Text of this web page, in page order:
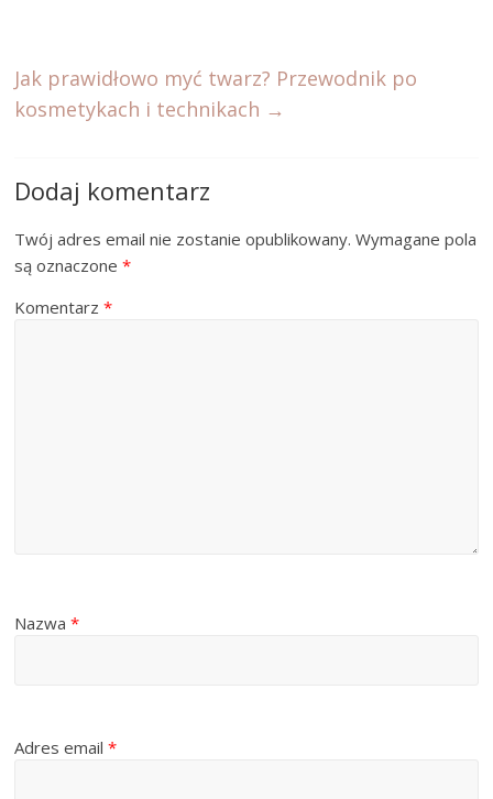
Jak prawidłowo myć twarz? Przewodnik po
kosmetykach i technikach →
Dodaj komentarz
Twój adres email nie zostanie opublikowany. Wymagane pola
są oznaczone*
Komentarz*
Nazwa*
Adres email*